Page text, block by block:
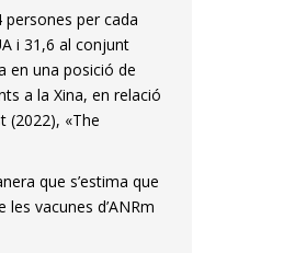
per cada
i 31,6 al conjunt
en una posició de
a la Xina, en relació
(2022), «The
que s’estima que
vacunes d’ANRm